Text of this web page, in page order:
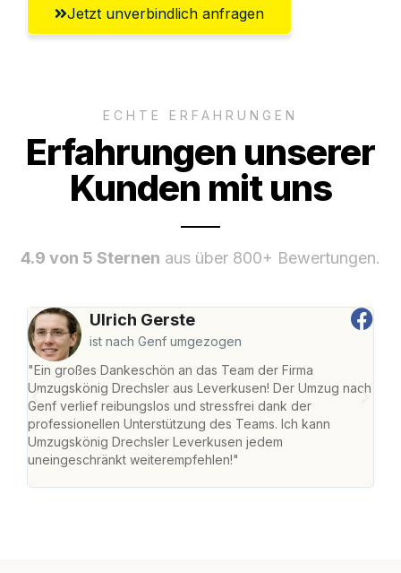
Jetzt unverbindlich anfragen
ECHTE ERFAHRUNGEN
Erfahrungen unserer
Kunden mit uns
4.9 von 5 Sternen aus über 800+ Bewertungen.
Ulrich Gerste
ist nach Genf umgezogen
"Ein großes Dankeschön an das Team der Firma
Umzugskönig Drechsler aus Leverkusen! Der Umzug nach
Genf verlief reibungslos und stressfrei dank der
professionellen Unterstützung des Teams. Ich kann
Umzugskönig Drechsler Leverkusen jedem
uneingeschränkt weiterempfehlen!"